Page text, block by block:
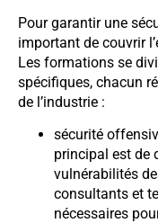
Pour garantir une
important de couvrir
Les formations se
spécifiques, chacun
de l’industrie :
sécurité
principal est de
vulnérabilités
consultants et
nécessaires